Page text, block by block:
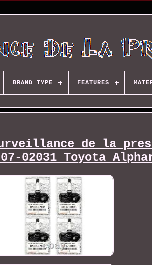
BRAND TYPE FEATURES
de la
02031 Toyota